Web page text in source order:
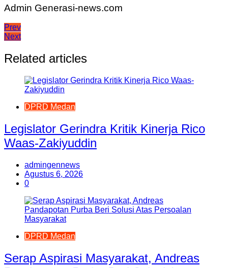
Admin Generasi-news.com
Navigasi
pos
Prev
Next
Related articles
DPRD Medan
Legislator Gerindra Kritik Kinerja Rico
Waas-Zakiyuddin
admingennews
Agustus 6, 2026
0
DPRD Medan
Serap Aspirasi Masyarakat, Andreas